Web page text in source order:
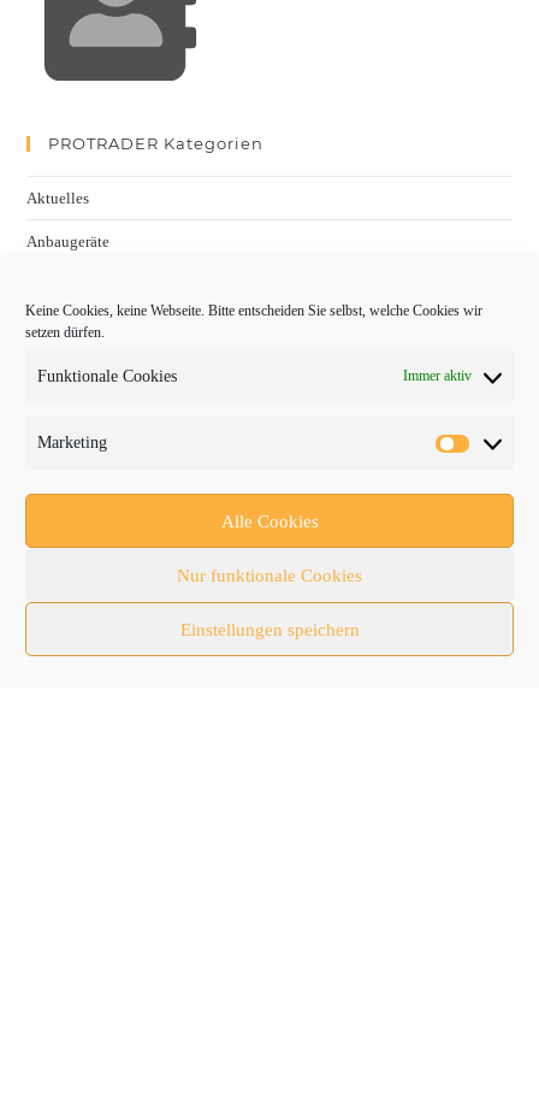
Keine Cookies, keine Webseite. Bitte entscheiden Sie selbst, welche Cookies wir
setzen dürfen.
Funktionale Cookies Immer aktiv
Marketing
Alle Cookies
Nur funktionale Cookies
Einstellungen speichern
PROTRADER Kategorien
Aktuelles
Anbaugeräte
Baumaschinen
Fachmessen
Newsletter
Newsticker
RATL 2025 | RecyclingAKTIV & TiefbauLIVE